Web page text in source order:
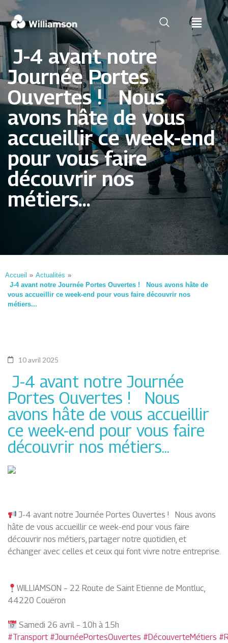
J-4 avant notre
Journée Portes
Ouvertes ! Nous
avons hâte de vous
accueillir ce week-end
pour vous faire
découvrir nos
métiers...
Accueil » Actualités »
J-4 avant notre Journée Portes Ouvertes ! Nous avons hâte de
vous accueillir ce week-end pour vous faire découvrir nos
métiers...
10 avril 2025
J-4 avant notre Journée
Portes Ouvertes ! Nous
avons hâte de vous accueillir
ce week-end pour vous faire
découvrir nos métiers...
J-4 avant notre Journée Portes Ouvertes ! Nous avons
hâte de vous accueillir ce week-end pour vous faire
découvrir nos métiers, partager notre quotidien, et
échanger avec celles et ceux qui font vivre notre entreprise.
WILLIAMSON – 22 Route de Saint Etienne de Montluc,
44220 Couëron
Samedi 26 avril – 10h à 15h
#Transport #JournéePortesOuvertes #DécouverteMétiers